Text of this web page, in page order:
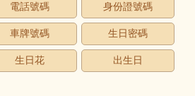
電話號碼 身份證號碼
車牌號碼 生日密碼
生日花 出生日